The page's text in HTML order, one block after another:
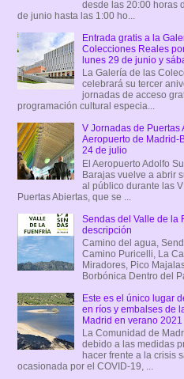
desde las 20:00 horas
de junio hasta las 1:00 ho...
Entrada gratis a la
Colecciones Reales
lunes 29 de junio y
La Galería de las
celebrará su tercer
jornadas de acceso
programación cultural especia...
V Jornadas de Puertas
Aeropuerto de Madrid-
24 de julio
El Aeropuerto Adolfo
Barajas vuelve a abrir
al público durante las
Puertas Abiertas, que se ...
Sendas del Valle de la
descripción
Camino del agua,
Camino Puricelli, La
Miradores, Pico
Borbónica Dentro del
Este es el único lugar
en ríos y embalses de
Madrid en verano 2021
La Comunidad de
debido a las medidas
hacer frente a la crisis
ocasionada por el COVID-19, ...